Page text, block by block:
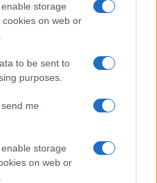
storage
on web or
to be sent to
purposes.
me
storage
on web or
πληθωρισμός τον Ιούλιο
Metlen: Ρεκόρ EBITDA στο
α' εξάμηνο, στα 550 εκατ.